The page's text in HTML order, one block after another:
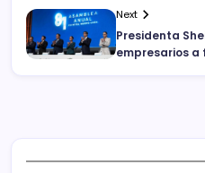
Next
Presidenta
empresarios a